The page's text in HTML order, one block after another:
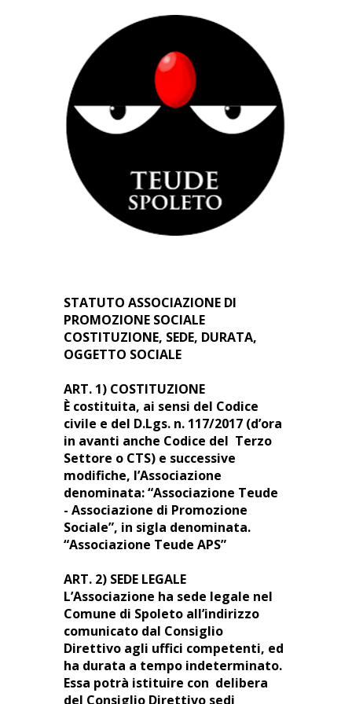
STATUTO ASSOCIAZIONE DI
PROMOZIONE SOCIALE
COSTITUZIONE, SEDE, DURATA,
OGGETTO SOCIALE
ART. 1) COSTITUZIONE
È costituita, ai sensi del Codice
civile e del D.Lgs. n. 117/2017 (d’ora
in avanti anche Codice del Terzo
Settore o CTS) e successive
modifiche, l’Associazione
denominata: “Associazione Teude
- Associazione di Promozione
Sociale”, in sigla denominata.
“Associazione Teude APS”
ART. 2) SEDE LEGALE
L’Associazione ha sede legale nel
Comune di Spoleto all’indirizzo
comunicato dal Consiglio
Direttivo agli uffici competenti, ed
ha durata a tempo indeterminato.
Essa potrà istituire con delibera
del Consiglio Direttivo sedi